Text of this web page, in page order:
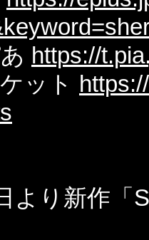
https://
ット
より新作「